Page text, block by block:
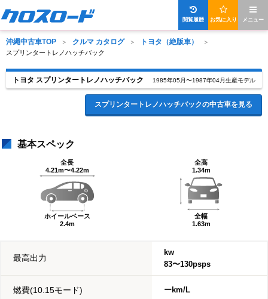
メニュー
お気に入り
閲覧履歴
沖縄中古車TOP クルマ カタログ トヨタ（絶版車）
スプリンタートレノハッチバック
トヨタ スプリンタートレノハッチバック 1985年05月〜1987年04月生産モデル
スプリンタートレノハッチバックの中古車を見る
基本スペック
全長
4.21m〜4.22m
ホイールベース
2.4m
全高
1.34m
全幅
1.63m
最高出力
kw
83〜130psps
燃費(10.15モード) ーkm/L